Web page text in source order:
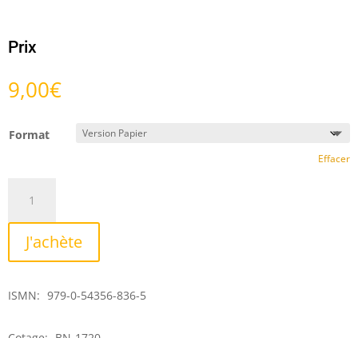
Prix
9,00€
Format
Effacer
Aubade
J'achète
ISMN: 979-0-54356-836-5